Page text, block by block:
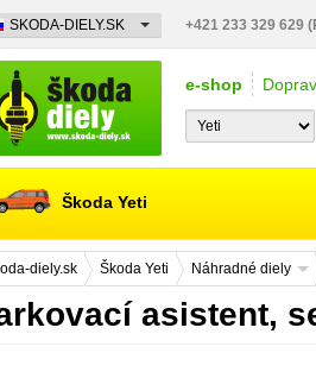
e-shop
Škoda Yeti
diely.sk Škoda Yeti Náhradné diely
asistent,
SKODA-DIELY.SK +421 233 329 629